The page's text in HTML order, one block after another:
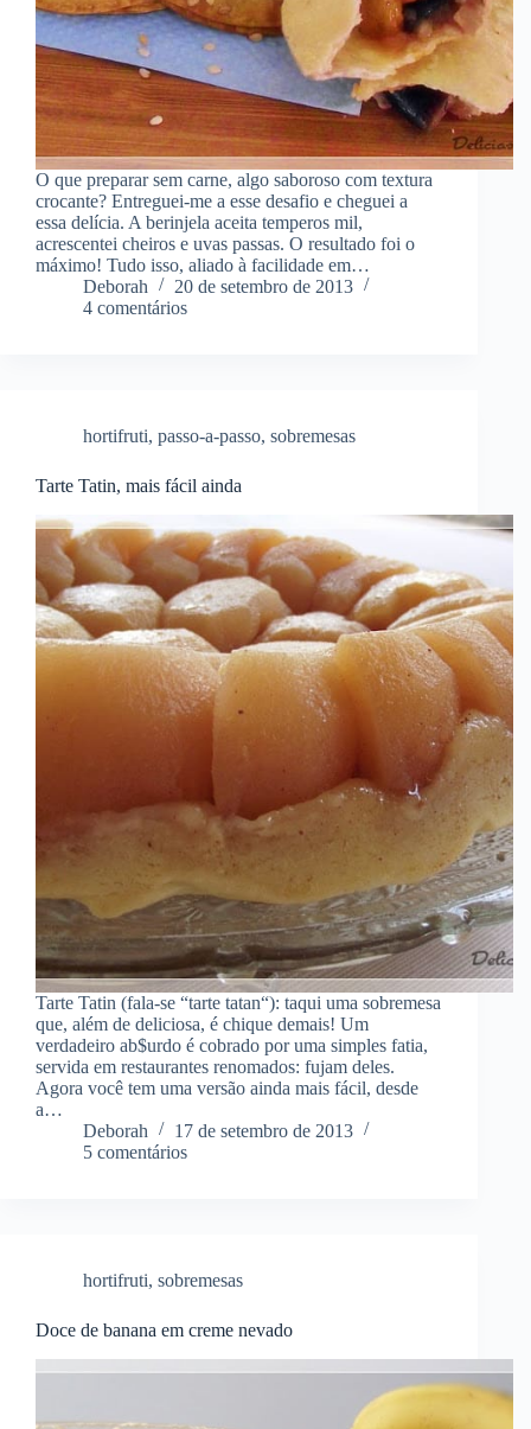
O que preparar sem carne, algo saboroso com textura
crocante? Entreguei-me a esse desafio e cheguei a
essa delícia. A berinjela aceita temperos mil,
acrescentei cheiros e uvas passas. O resultado foi o
máximo! Tudo isso, aliado à facilidade em…
Deborah
20 de setembro de 2013
4 comentários
hortifruti, passo-a-passo, sobremesas
Tarte Tatin, mais fácil ainda
Tarte Tatin (fala-se “tarte tatan“): taqui uma sobremesa
que, além de deliciosa, é chique demais! Um
verdadeiro ab$urdo é cobrado por uma simples fatia,
servida em restaurantes renomados: fujam deles.
Agora você tem uma versão ainda mais fácil, desde
a…
Deborah
17 de setembro de 2013
5 comentários
hortifruti, sobremesas
Doce de banana em creme nevado